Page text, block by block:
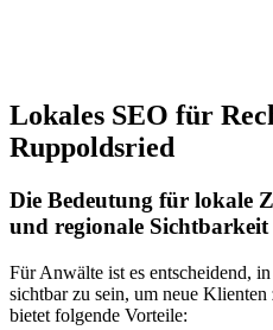
Lokales SEO für
Ruppoldsried
Die Bedeutung für lokale
und regionale Sichtbarkeit
Für Anwälte ist es entscheidend,
sichtbar zu sein, um neue
bietet folgende Vorteile: